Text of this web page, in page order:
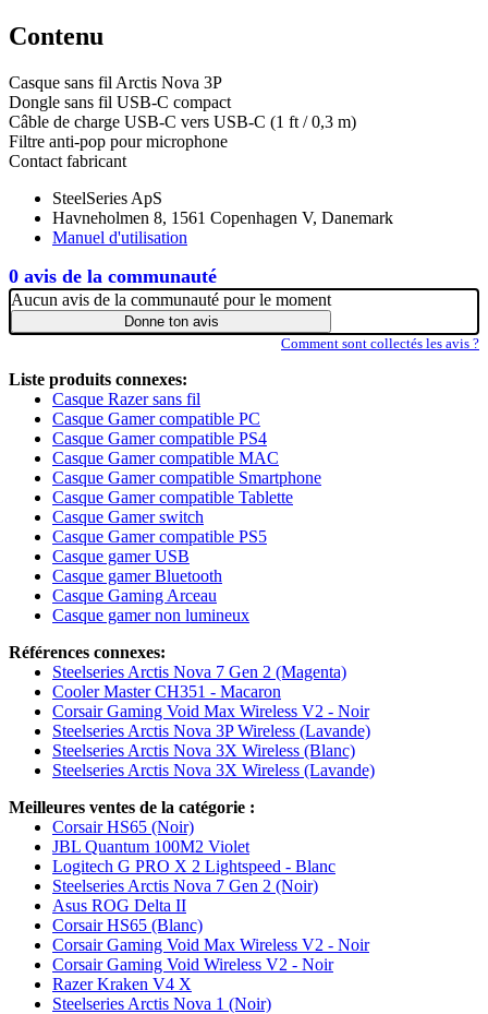
0 avis de la communauté
Contenu
Casque sans fil Arctis Nova 3P
Dongle sans fil USB-C compact
Câble de charge USB-C vers USB-C (1 ft / 0,3 m)
Filtre anti-pop pour microphone
Contact fabricant
SteelSeries ApS
Havneholmen 8, 1561 Copenhagen V, Danemark
Manuel d'utilisation
Aucun avis de la communauté pour le moment
Donne ton avis
Comment sont collectés les avis ?
Liste produits connexes:
Casque Razer sans fil
Casque Gamer compatible PC
Casque Gamer compatible PS4
Casque Gamer compatible MAC
Casque Gamer compatible Smartphone
Casque Gamer compatible Tablette
Casque Gamer switch
Casque Gamer compatible PS5
Casque gamer USB
Casque gamer Bluetooth
Casque Gaming Arceau
Casque gamer non lumineux
Références connexes:
Steelseries Arctis Nova 7 Gen 2 (Magenta)
Cooler Master CH351 - Macaron
Corsair Gaming Void Max Wireless V2 - Noir
Steelseries Arctis Nova 3P Wireless (Lavande)
Steelseries Arctis Nova 3X Wireless (Blanc)
Steelseries Arctis Nova 3X Wireless (Lavande)
Meilleures ventes de la catégorie :
Corsair HS65 (Noir)
JBL Quantum 100M2 Violet
Logitech G PRO X 2 Lightspeed - Blanc
Steelseries Arctis Nova 7 Gen 2 (Noir)
Asus ROG Delta II
Corsair HS65 (Blanc)
Corsair Gaming Void Max Wireless V2 - Noir
Corsair Gaming Void Wireless V2 - Noir
Razer Kraken V4 X
Steelseries Arctis Nova 1 (Noir)